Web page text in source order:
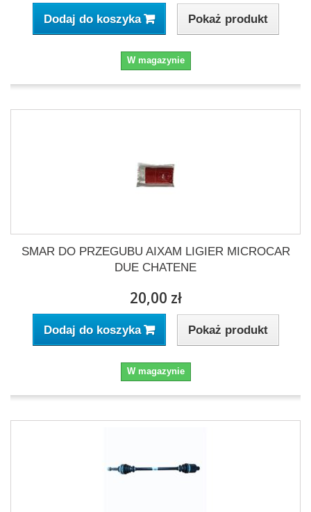
Dodaj do koszyka Pokaż produkt
W magazynie
SMAR DO PRZEGUBU AIXAM LIGIER MICROCAR
DUE CHATENE
20,00 zł
Dodaj do koszyka Pokaż produkt
W magazynie